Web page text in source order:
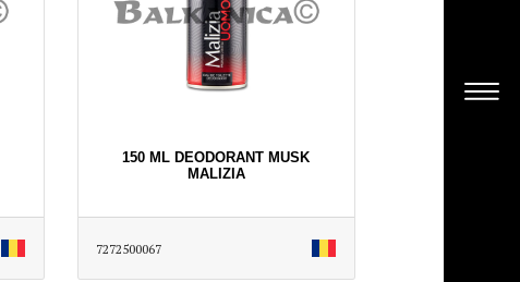
150 ML DEODORANT MUSK
MALIZIA
7272500067